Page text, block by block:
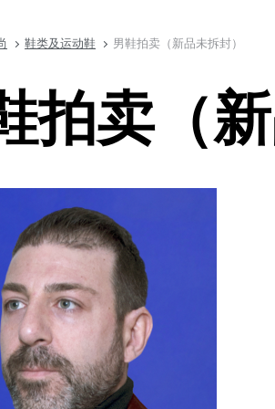
鞋类及运动鞋 男鞋拍卖（新品未拆封）
拍卖（